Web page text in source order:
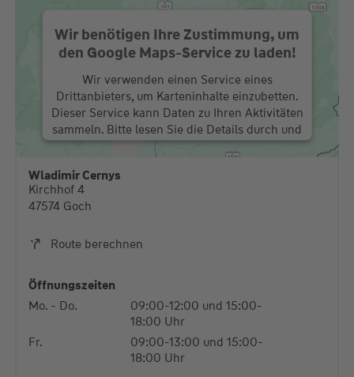
Wir benötigen Ihre Zustimmung, um
den Google Maps-Service zu laden!
Wir verwenden einen Service eines
Drittanbieters, um Karteninhalte einzubetten.
Dieser Service kann Daten zu Ihren Aktivitäten
sammeln. Bitte lesen Sie die Details durch und
stimmen Sie der Nutzung des Service zu, um
diese Karte anzuzeigen.
Wladimir Cernys
Kirchhof 4
47574 Goch
Route berechnen
Öffnungszeiten
Mo. - Do.
09:00-12:00 und 15:00-
18:00 Uhr
Fr.
09:00-13:00 und 15:00-
18:00 Uhr